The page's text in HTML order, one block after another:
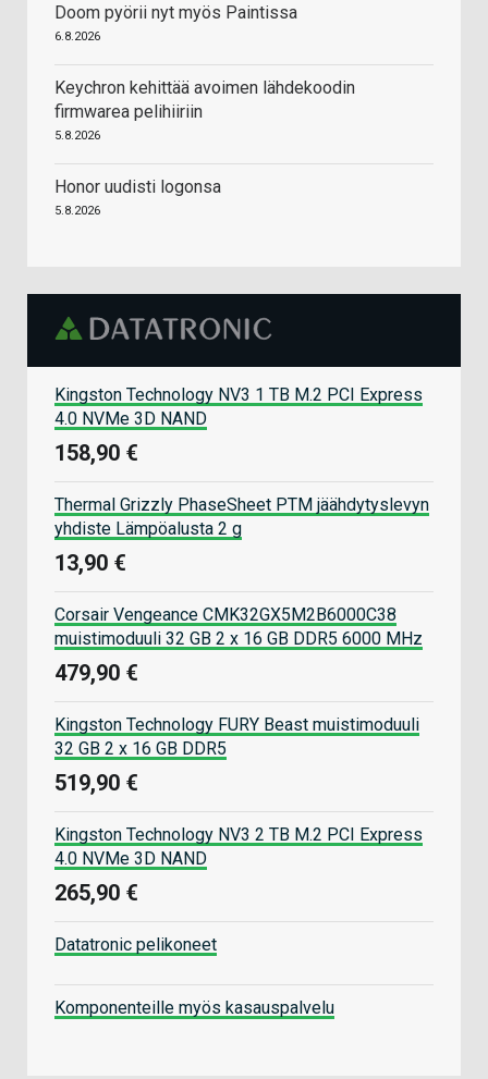
Doom pyörii nyt myös Paintissa
6.8.2026
Keychron kehittää avoimen lähdekoodin
firmwarea pelihiiriin
5.8.2026
Honor uudisti logonsa
5.8.2026
Kingston Technology NV3 1 TB M.2 PCI Express
4.0 NVMe 3D NAND
158,90 €
Thermal Grizzly PhaseSheet PTM jäähdytyslevyn
yhdiste Lämpöalusta 2 g
13,90 €
Corsair Vengeance CMK32GX5M2B6000C38
muistimoduuli 32 GB 2 x 16 GB DDR5 6000 MHz
479,90 €
Kingston Technology FURY Beast muistimoduuli
32 GB 2 x 16 GB DDR5
519,90 €
Kingston Technology NV3 2 TB M.2 PCI Express
4.0 NVMe 3D NAND
265,90 €
Datatronic pelikoneet
Komponenteille myös kasauspalvelu